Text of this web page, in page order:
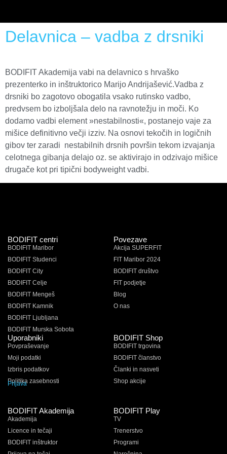
Delavnica – vadba z drsniki
BODIFIT Akademija vabi na delavnico s hrvaško
prezenterko in inštruktorico Marijo Andrijašević.Vadba z
drsniki bo zagotovo obogatila vsako rutinsko vadbo,
predvsem bo izboljšala delo na ravnotežju in moči. Ko
dodamo vadbi element »nestabilnosti«, postanejo vaje za
mišice definitivno večji izziv. Na osnovi tekočih in logičnih
gibov ter zaradi nestabilnih drsnih površin tekom izvajanja
celotnega gibanja delajo oz. se aktivirajo in odzivajo mišice
drugače kot pri tipični bodyweight vadbi.
BODIFIT centri
BODIFIT Maribor
BODIFIT Studenci
BODIFIT City
BODIFIT Celje
BODIFIT Mengeš
BODIFIT Kamnik
BODIFIT Ljubljana
BODIFIT Murska Sobota
Povezave
Akcija SUPERFIT
FIT Maribor 2024
BODIFIT društvo
FIT podjetje
Blog
O nas
Uporabniki
Povpraševanje
Moji podatki
Izbris podatkov
Politika zasebnosti
Prijava
BODIFIT Shop
BODIFIT trgovina
BODIFIT članstvo
Članki in nasveti
Shop akcije
BODIFIT Akademija
Akademija
Licence in tečaji
BODIFIT inštruktor
BODIFIT Play
TV
Trenerstvo
Programi